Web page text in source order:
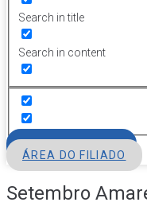
Search in title
Search in content
ÁREA DO FILIADO
Setembro